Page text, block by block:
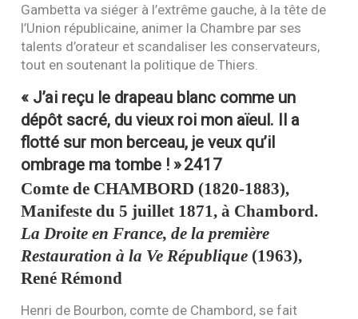
Gambetta va siéger à l’extrême gauche, à la tête de
l’Union républicaine, animer la Chambre par ses
talents d’orateur et scandaliser les conservateurs,
tout en soutenant la politique de Thiers.
« J’ai reçu le drapeau blanc comme un
dépôt sacré, du vieux roi mon aïeul. Il a
flotté sur mon berceau, je veux qu’il
ombrage ma tombe ! »2417
Comte de CHAMBORD (1820-1883),
Manifeste du 5 juillet 1871, à Chambord.
La Droite en France, de la première
Restauration à la Ve République (1963),
René Rémond
Henri de Bourbon, comte de Chambord, se fait